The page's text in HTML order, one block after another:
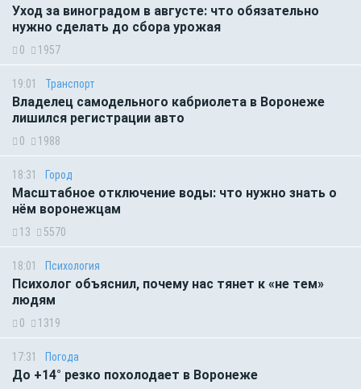
Уход за виноградом в августе: что обязательно
нужно сделать до сбора урожая
0 1957
19:01 Транспорт
Владелец самодельного кабриолета в Воронеже
лишился регистрации авто
0 1988
18:31 Город
Масштабное отключение воды: что нужно знать о
нём воронежцам
13 5570
18:01 Психология
Психолог объяснил, почему нас тянет к «не тем»
людям
0 1319
17:31 Погода
До +14° резко похолодает в Воронеже